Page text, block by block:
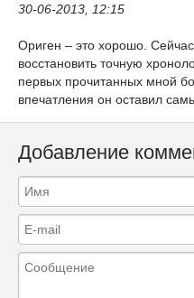
30-06-2013, 12:15
Ориген – это хорошо.
восстановить точную
первых прочитанных мной
впечатления он оставил
Добавление